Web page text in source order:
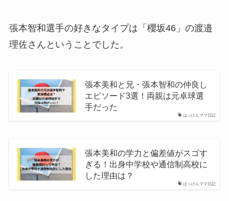
張本智和選手の好きなタイプは「櫻坂46」の渡邉
理佐さんということでした。
はっけんママ日記
張本美和と兄・張本智和の仲良し
エピソード3選！両親は元卓球選
手だった
はっけんママ日記
張本美和の学力と偏差値がスゴす
ぎる！出身中学校や通信制高校に
した理由は？